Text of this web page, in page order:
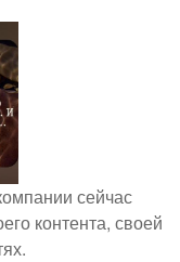
сейчас
контента, своей